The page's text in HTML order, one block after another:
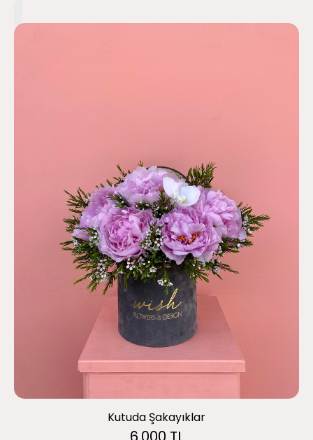
Kutuda Şakayıklar